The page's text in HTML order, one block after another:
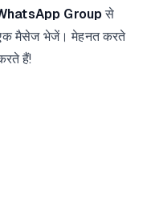
Group से
मैसेज भेजें। मेहनत करते
हैं!